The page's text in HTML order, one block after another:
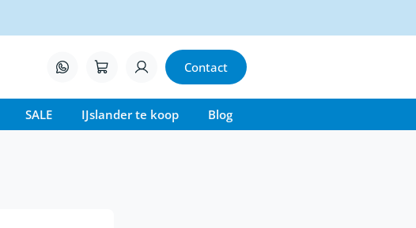
Contact
SALE IJslander te koop Blog